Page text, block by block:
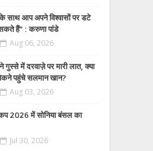
साथ आप अपने विश्वासों पर डटे
हैं” : करुणा पांडे
Aug 06, 2026
में दरवाज़े पर मारी लात, क्या
पहुंचे सलमान खान?
Aug 03, 2026
2026 में सोनिया बंसल का
Jul 30, 2026